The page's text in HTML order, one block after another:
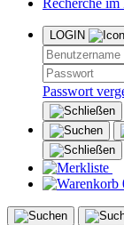
Recherche im
LOGIN
Passwort